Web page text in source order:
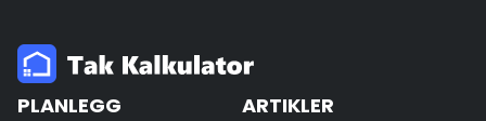
PLANLEGG ARTIKLER